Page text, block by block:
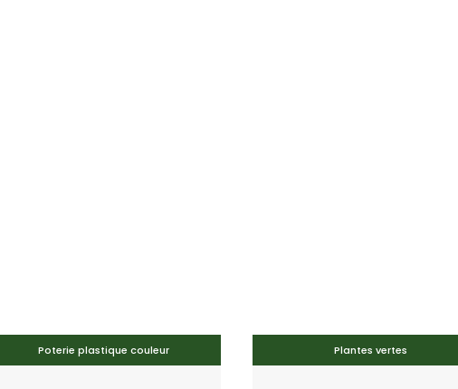
Poterie plastique couleur Plantes vertes